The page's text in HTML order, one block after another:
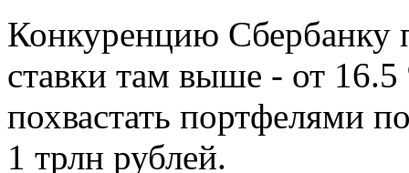
Конкуренцию Сбербанку
ставки там выше - от 16.5
похвастать портфелями
1 трлн рублей.